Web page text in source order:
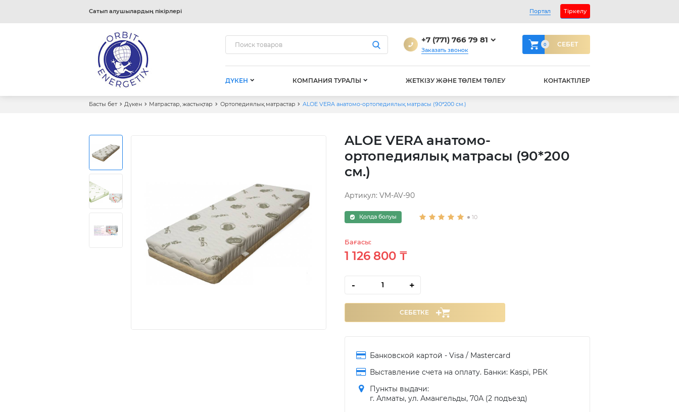
Сатып алушылардың пікірлері Портал Тіркелу
+7 (771) 766 79 81
Заказать звонок
0 СЕБЕТ
ДҮКЕН КОМПАНИЯ ТУРАЛЫ ЖЕТКІЗУ ЖӘНЕ ТӨЛЕМ ТӨЛЕУ КОНТАКТІЛЕР
Басты бет Дүкен Матрастар, жастықтар Ортопедиялық матрастар ALOE VERA анатомо-ортопедиялық матрасы (90*200 см.)
ALOE VERA анатомо-
ортопедиялық матрасы (90*200
см.)
Артикул: VM-AV-90
Қолда болуы 10
Бағасы:
1 126 800 ₸
- +
СЕБЕТКЕ
Банковской картой - Visa / Mastercard
Выставление счета на оплату. Банки: Kaspi, РБК
Пункты выдачи:
г. Алматы, ул. Амангельды, 70А (2 подъезд)